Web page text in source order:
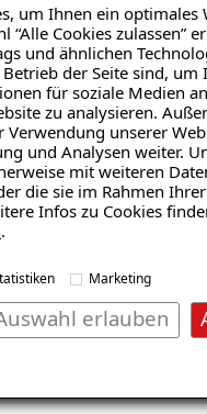
um Ihnen ein optimales
“Alle Cookies zulassen”
und ähnlichen
der Seite sind, um
für soziale Medien
zu analysieren.
unserer
und Analysen weiter.
mit weiteren
die sie im Rahmen
Infos zu Cookies
.
Marketing
erlauben
+49 8001121129 ein